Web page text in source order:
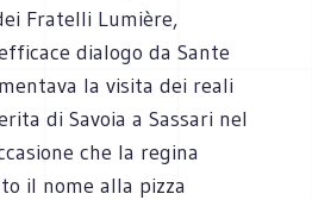
Fratelli Lumière,
dialogo da Sante
la visita dei reali
di Savoia a Sassari nel
che la regina
il nome alla pizza